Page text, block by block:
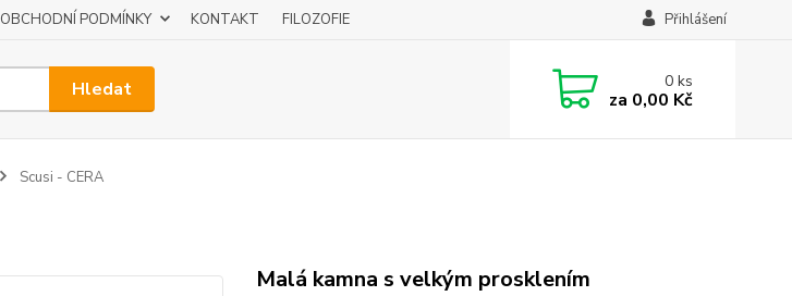
OBCHODNÍ PODMÍNKY KONTAKT FILOZOFIE Přihlášení
Hledat 0ks
za 0,00 Kč
Scusi - CERA
Malá kamna s velkým prosklením